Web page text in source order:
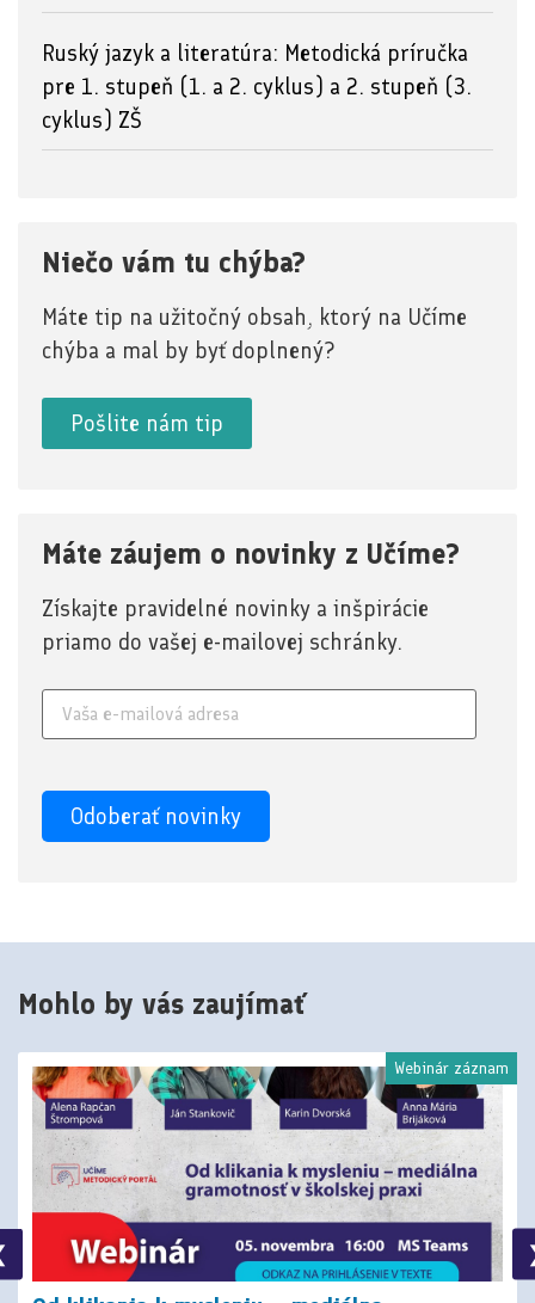
Ruský jazyk a literatúra: Metodická príručka
pre 1. stupeň (1. a 2. cyklus) a 2. stupeň (3.
cyklus) ZŠ
Niečo vám tu chýba?
Máte tip na užitočný obsah, ktorý na Učíme
chýba a mal by byť doplnený?
Pošlite nám tip
Máte záujem o novinky z Učíme?
Získajte pravidelné novinky a inšpirácie
priamo do vašej e-mailovej schránky.
Mohlo by vás zaujímať
Webinár záznam